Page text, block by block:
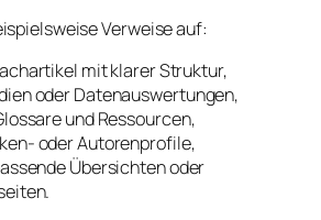
Verweise auf:
mit klarer Struktur,
oder Datenauswertungen,
und Ressourcen,
oder Autorenprofile,
Übersichten oder